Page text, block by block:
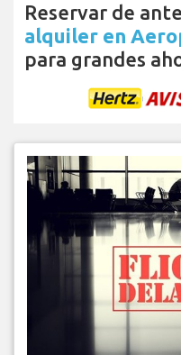
Reservar de
alquiler en
para grandes